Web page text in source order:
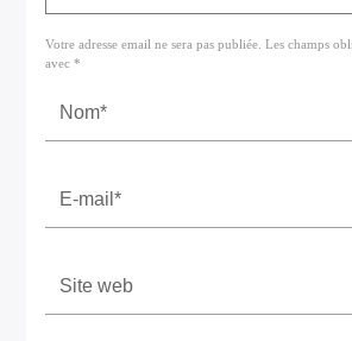
Votre adresse email ne sera pas publiée. Les champs
avec *